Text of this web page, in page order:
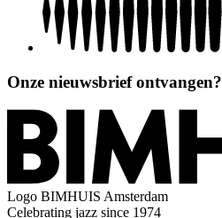
Onze nieuwsbrief ontvangen?
Logo BIMHUIS Amsterdam
Celebrating jazz since 1974